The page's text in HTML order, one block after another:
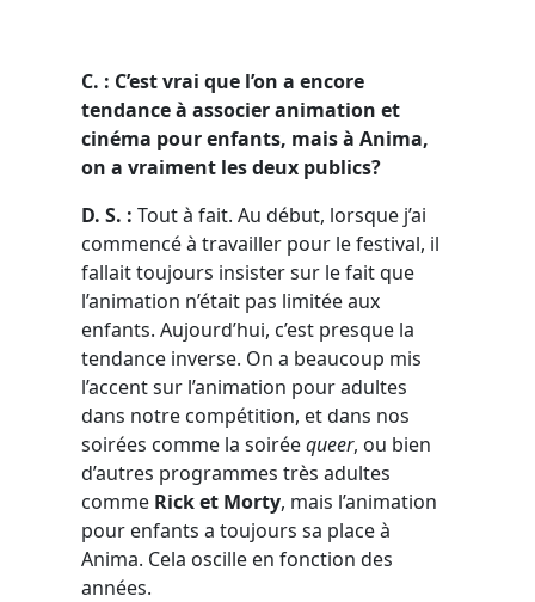
C. : C’est vrai que l’on a encore
tendance à associer animation et
cinéma pour enfants, mais à Anima,
on a vraiment les deux publics?
D. S. : Tout à fait. Au début, lorsque j’ai
commencé à travailler pour le festival, il
fallait toujours insister sur le fait que
l’animation n’était pas limitée aux
enfants. Aujourd’hui, c’est presque la
tendance inverse. On a beaucoup mis
l’accent sur l’animation pour adultes
dans notre compétition, et dans nos
soirées comme la soiréequeer, ou bien
d’autres programmes très adultes
comme Rick et Morty, mais l’animation
pour enfants a toujours sa place à
Anima. Cela oscille en fonction des
années.